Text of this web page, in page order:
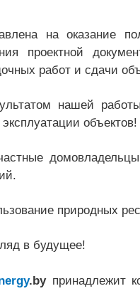
на оказание
проектной
работ и сдачи
нашей
объектов!
природных
в будущее!
.byпринадлежит